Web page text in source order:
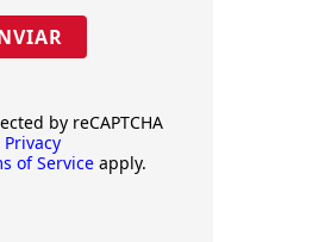
by reCAPTCHA
Privacy
of Service apply.